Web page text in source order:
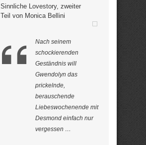
Sinnliche Lovestory, zweiter
Teil von Monica Bellini
Nach seinem
schockierenden
Geständnis will
Gwendolyn das
prickelnde,
berauschende
Liebeswochenende mit
Desmond einfach nur
vergessen …